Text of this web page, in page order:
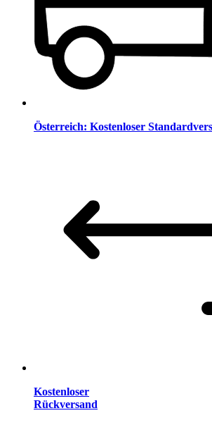
Österreich: Kostenloser
Kostenloser
Rückversand